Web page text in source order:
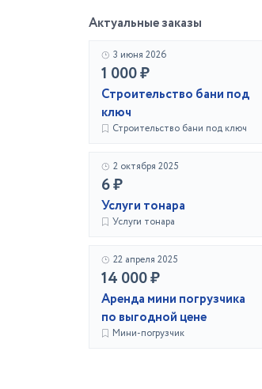
Актуальные заказы
3 июня 2026
1 000 ₽
Строительство бани под
ключ
Строительство бани под ключ
2 октября 2025
6 ₽
Услуги тонара
Услуги тонара
22 апреля 2025
14 000 ₽
Аренда мини погрузчика
по выгодной цене
Мини-погрузчик